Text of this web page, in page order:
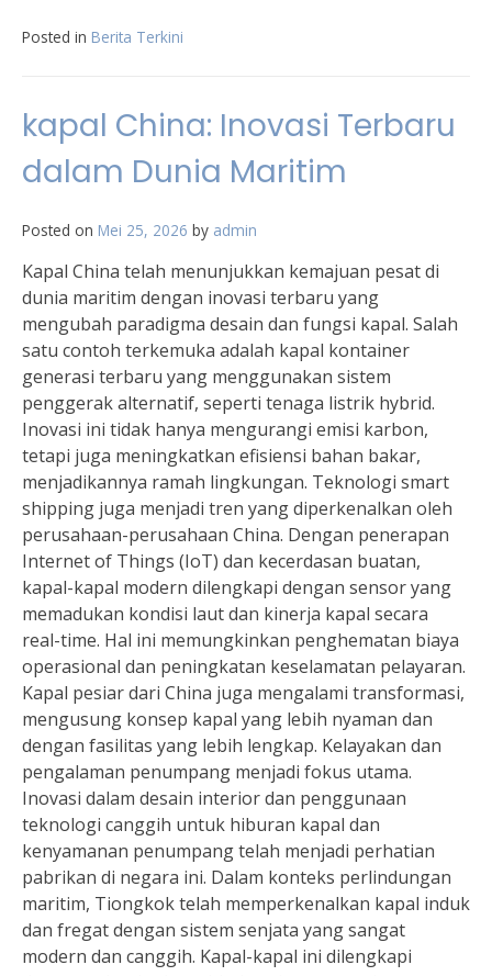
Posted in Berita Terkini
kapal China: Inovasi Terbaru
dalam Dunia Maritim
Posted on Mei 25, 2026 by admin
Kapal China telah menunjukkan kemajuan pesat di
dunia maritim dengan inovasi terbaru yang
mengubah paradigma desain dan fungsi kapal. Salah
satu contoh terkemuka adalah kapal kontainer
generasi terbaru yang menggunakan sistem
penggerak alternatif, seperti tenaga listrik hybrid.
Inovasi ini tidak hanya mengurangi emisi karbon,
tetapi juga meningkatkan efisiensi bahan bakar,
menjadikannya ramah lingkungan. Teknologi smart
shipping juga menjadi tren yang diperkenalkan oleh
perusahaan-perusahaan China. Dengan penerapan
Internet of Things (IoT) dan kecerdasan buatan,
kapal-kapal modern dilengkapi dengan sensor yang
memadukan kondisi laut dan kinerja kapal secara
real-time. Hal ini memungkinkan penghematan biaya
operasional dan peningkatan keselamatan pelayaran.
Kapal pesiar dari China juga mengalami transformasi,
mengusung konsep kapal yang lebih nyaman dan
dengan fasilitas yang lebih lengkap. Kelayakan dan
pengalaman penumpang menjadi fokus utama.
Inovasi dalam desain interior dan penggunaan
teknologi canggih untuk hiburan kapal dan
kenyamanan penumpang telah menjadi perhatian
pabrikan di negara ini. Dalam konteks perlindungan
maritim, Tiongkok telah memperkenalkan kapal induk
dan fregat dengan sistem senjata yang sangat
modern dan canggih. Kapal-kapal ini dilengkapi